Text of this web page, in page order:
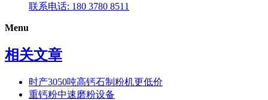
联系电话: 180 3780 8511
Menu
相关文章
时产3050吨高钙石制粉机更低价
重钙粉中速磨粉设备